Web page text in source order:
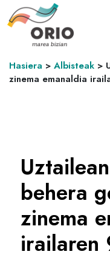
Hasiera > Albisteak >
zinema emanaldia
behera
zinema
irailaren